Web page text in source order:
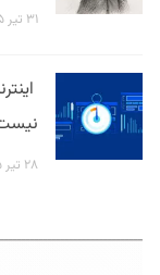
۳۱ تیر ۱۴۰۵
۲۸ تیر ۱۴۰۵